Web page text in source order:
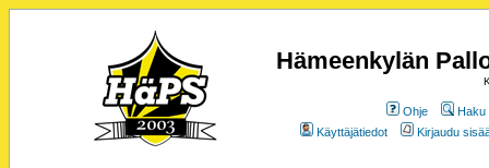
Hämeenkylän
Ohje
Haku
Käyttäjätiedot
Kirjaudu